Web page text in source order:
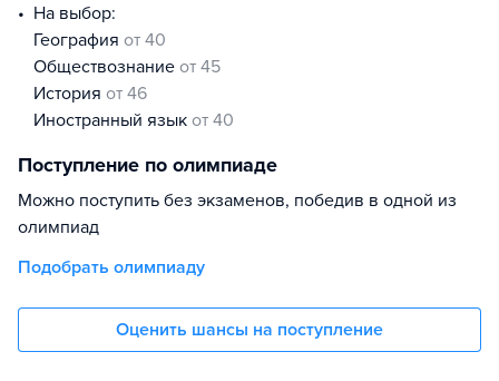
На выбор:
география от 40
обществознание от 45
история от 46
иностранный язык от 40
Поступление по олимпиаде
Можно поступить без экзаменов, победив в одной из
олимпиад
Подобрать олимпиаду
Оценить шансы на поступление